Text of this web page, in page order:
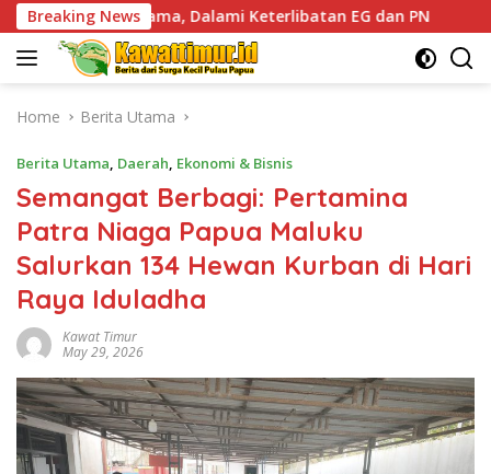
Skip
to
content
Breaking News
Dalami Keterlibatan EG dan PN Lacak Keberadaan
Home Berita Utama
Berita Utama, Daerah, Ekonomi & Bisnis
Semangat Berbagi: Pertamina
Patra Niaga Papua Maluku
Salurkan 134 Hewan Kurban di Hari
Raya Iduladha
Kawat Timur
May 29, 2026